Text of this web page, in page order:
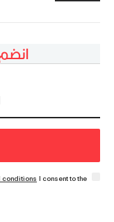
I consent to the
conditions